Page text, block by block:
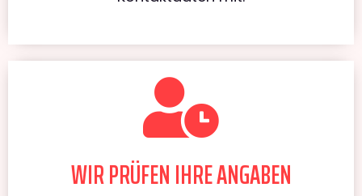
WIR PRÜFEN IHRE ANGABEN